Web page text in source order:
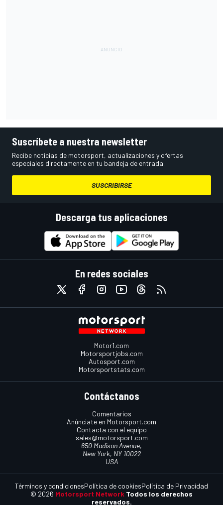
Suscríbete a nuestra newsletter
Recibe noticias de motorsport, actualizaciones y ofertas
especiales directamente en tu bandeja de entrada.
SUSCRIBIRSE
Descarga tus aplicaciones
En redes sociales
Motor1.com
Motorsportjobs.com
Autosport.com
Motorsportstats.com
Contáctanos
Comentarios
Anúnciate en Motorsport.com
Contacta con el equipo
sales@motorsport.com
650 Madison Avenue,
New York, NY 10022
USA
© 2026 Motorsport Network Todos los derechos
reservados.
Términos y condicionesPolítica de cookiesPolítica de Privacidad